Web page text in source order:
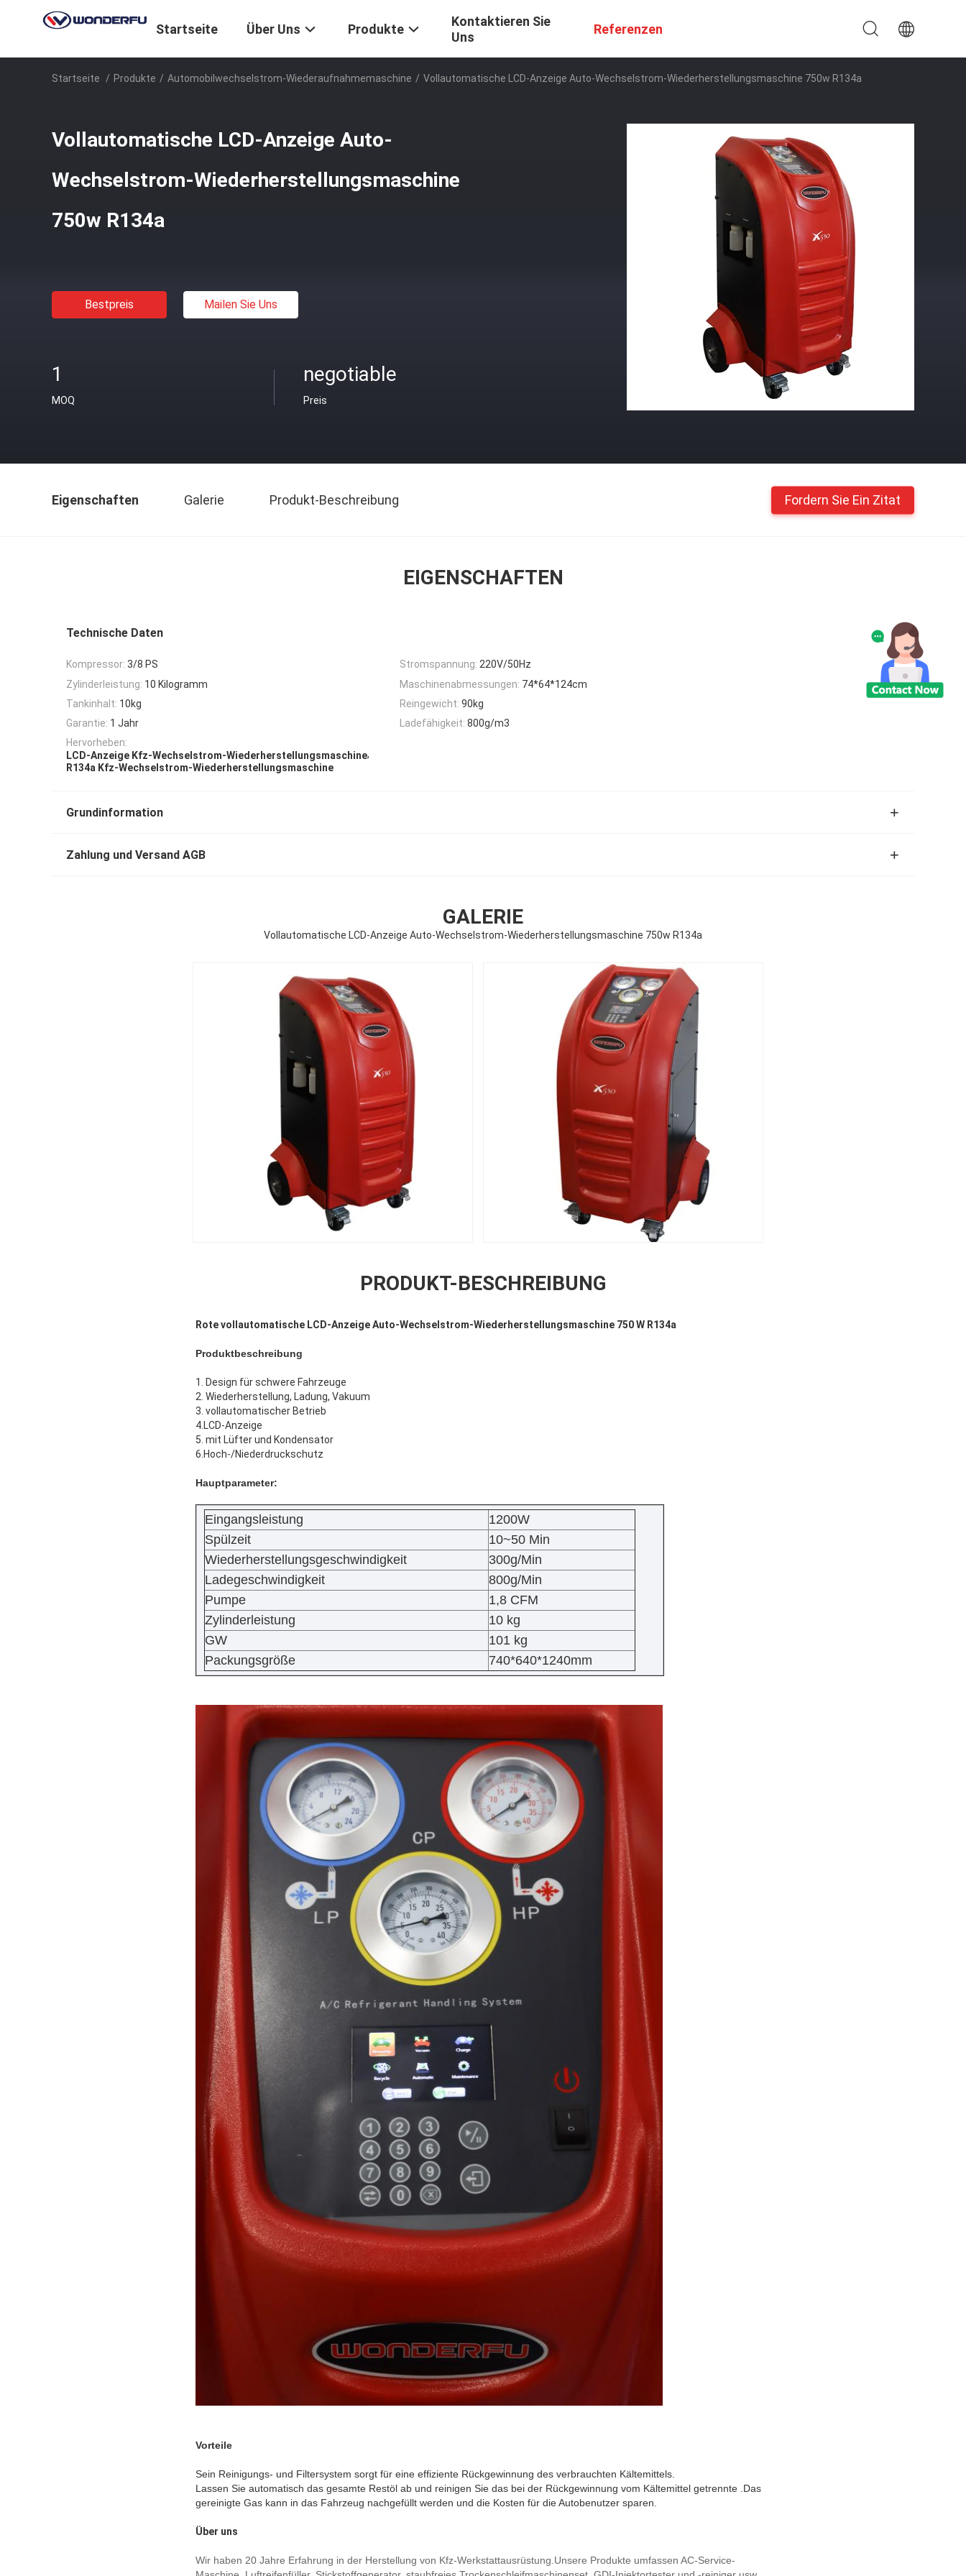
Startseite Über Uns Produkte
Kontaktieren Sie
Uns
Referenzen
Startseite / Produkte / Automobilwechselstrom-Wiederaufnahmemaschine / Vollautomatische LCD-Anzeige Auto-Wechselstrom-Wiederherstellungsmaschine 750w R134a
Vollautomatische LCD-Anzeige Auto-
Wechselstrom-Wiederherstellungsmaschine
750w R134a
Bestpreis Mailen Sie Uns
1
MOQ
negotiable
Preis
Eigenschaften Galerie Produkt-Beschreibung Fordern Sie Ein Zitat
EIGENSCHAFTEN
Technische Daten
Kompressor: 3/8 PS Stromspannung: 220V/50Hz
Zylinderleistung: 10 Kilogramm Maschinenabmessungen: 74*64*124cm
Tankinhalt: 10kg Reingewicht: 90kg
Garantie: 1 Jahr Ladefähigkeit: 800g/m3
Hervorheben:
LCD-Anzeige Kfz-Wechselstrom-Wiederherstellungsmaschine,
R134a Kfz-Wechselstrom-Wiederherstellungsmaschine
Grundinformation
Zahlung und Versand AGB
GALERIE
Vollautomatische LCD-Anzeige Auto-Wechselstrom-Wiederherstellungsmaschine 750w R134a
PRODUKT-BESCHREIBUNG
Rote vollautomatische LCD-Anzeige Auto-Wechselstrom-Wiederherstellungsmaschine 750 W R134a
Produktbeschreibung
1. Design für schwere Fahrzeuge
2. Wiederherstellung, Ladung, Vakuum
3. vollautomatischer Betrieb
4.LCD-Anzeige
5. mit Lüfter und Kondensator
6.Hoch-/Niederdruckschutz
Hauptparameter:
Eingangsleistung
1200W
Spülzeit
10~50 Min
Wiederherstellungsgeschwindigkeit
300g/Min
Ladegeschwindigkeit
800g/Min
Pumpe
1,8 CFM
Zylinderleistung
10 kg
GW
101 kg
Packungsgröße
740*640*1240mm
Vorteile
Sein Reinigungs- und Filtersystem sorgt für eine effiziente Rückgewinnung des verbrauchten Kältemittels.
Lassen Sie automatisch das gesamte Restöl ab und reinigen Sie das bei der Rückgewinnung vom Kältemittel getrennte .Das
gereinigte Gas kann in das Fahrzeug nachgefüllt werden und die Kosten für die Autobenutzer sparen.
Über uns
Wir haben 20 Jahre Erfahrung in der Herstellung von Kfz-Werkstattausrüstung.Unsere Produkte umfassen AC-Service-